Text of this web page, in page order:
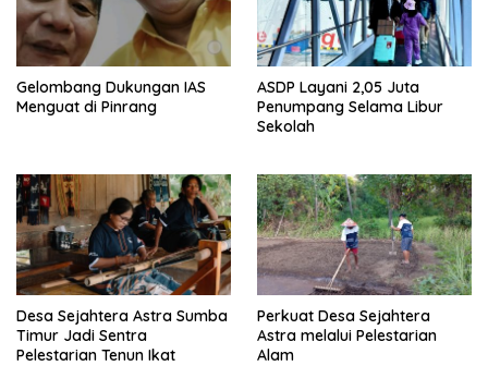
Gelombang Dukungan IAS
Menguat di Pinrang
ASDP Layani 2,05 Juta
Penumpang Selama Libur
Sekolah
Desa Sejahtera Astra Sumba
Timur Jadi Sentra
Pelestarian Tenun Ikat
Perkuat Desa Sejahtera
Astra melalui Pelestarian
Alam